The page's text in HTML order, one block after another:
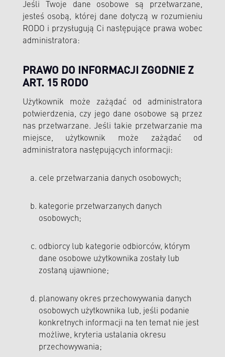
Jeśli Twoje dane osobowe są przetwarzane,
jesteś osobą, której dane dotyczą w rozumieniu
RODO i przysługują Ci następujące prawa wobec
administratora:
PRAWO DO INFORMACJI ZGODNIE Z
ART. 15 RODO
Użytkownik może zażądać od administratora
potwierdzenia, czy jego dane osobowe są przez
nas przetwarzane. Jeśli takie przetwarzanie ma
miejsce, użytkownik może zażądać od
administratora następujących informacji:
cele przetwarzania danych osobowych;
kategorie przetwarzanych danych
osobowych;
odbiorcy lub kategorie odbiorców, którym
dane osobowe użytkownika zostały lub
zostaną ujawnione;
planowany okres przechowywania danych
osobowych użytkownika lub, jeśli podanie
konkretnych informacji na ten temat nie jest
możliwe, kryteria ustalania okresu
przechowywania;